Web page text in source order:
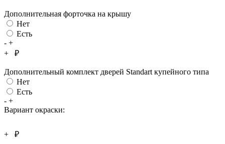
Дополнительная форточка на крышу
Нет
Есть
- +
+
₽
Дополнительный комплект дверей Standart купейного типа
Нет
Есть
- +
Вариант окраски:
+ ₽